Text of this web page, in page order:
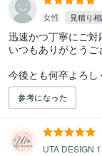
女性 見積り
迅速かつ丁寧にご対
いつもありがとうご
今後とも何卒よろし
参考になった
UTA DESIGN